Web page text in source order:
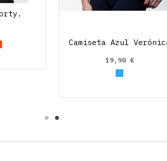
claro
Camiseta Azul
19,90 €
Azul claro